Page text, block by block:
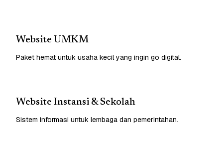
Website UMKM
Paket hemat untuk usaha kecil yang ingin go digital.
Website Instansi & Sekolah
Sistem informasi untuk lembaga dan pemerintahan.